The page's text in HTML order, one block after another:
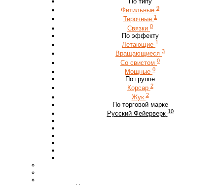
Фитильные 9
Терочные 1
Связки 0
По эффекту
Летающие 1
Вращающиеся 3
Со свистом 0
Мощные 0
По группе
Корсар 2
Жук 2
По торговой марке
Русский Фейерверк 10